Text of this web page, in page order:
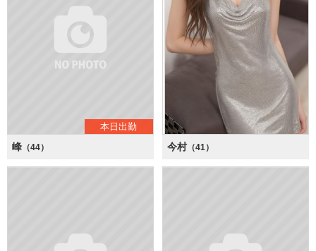
本日出勤
峰 （44） 今村（41）